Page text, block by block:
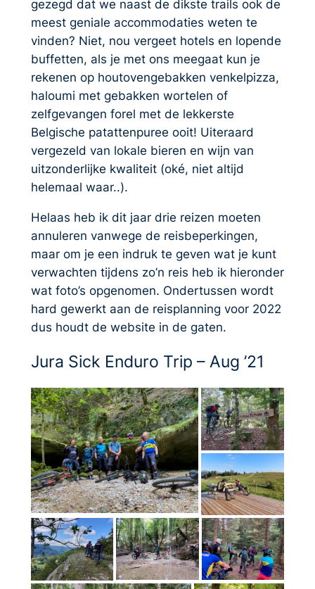
gezegd dat we naast de dikste trails ook de
meest geniale accommodaties weten te
vinden? Niet, nou vergeet hotels en lopende
buffetten, als je met ons meegaat kun je
rekenen op houtovengebakken venkelpizza,
haloumi met gebakken wortelen of
zelfgevangen forel met de lekkerste
Belgische patattenpuree ooit! Uiteraard
vergezeld van lokale bieren en wijn van
uitzonderlijke kwaliteit (oké, niet altijd
helemaal waar..).
Helaas heb ik dit jaar drie reizen moeten
annuleren vanwege de reisbeperkingen,
maar om je een indruk te geven wat je kunt
verwachten tijdens zo’n reis heb ik hieronder
wat foto’s opgenomen. Ondertussen wordt
hard gewerkt aan de reisplanning voor 2022
dus houdt de website in de gaten.
Jura Sick Enduro Trip – Aug ’21